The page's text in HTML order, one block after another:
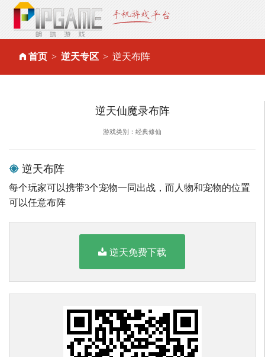
首页 逆天专区 逆天布阵
逆天仙魔录布阵
游戏类别：经典修仙
逆天布阵
每个玩家可以携带3个宠物一同出战，而人物和宠物的位置
可以任意布阵
逆天免费下载